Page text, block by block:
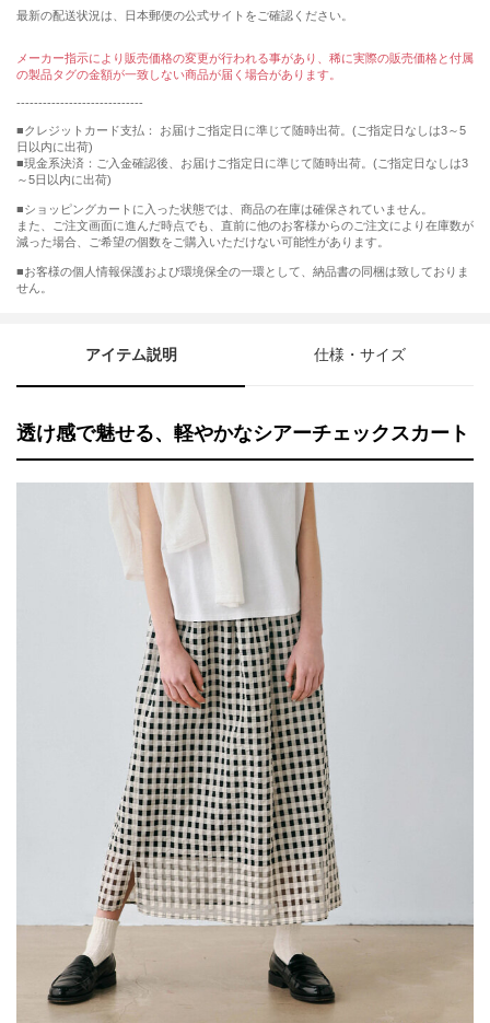
最新の配送状況は、日本郵便の公式サイトをご確認ください。
メーカー指示により販売価格の変更が行われる事があり、稀に実際の販売価格と付属
の製品タグの金額が一致しない商品が届く場合があります。
-----------------------------
■クレジットカード支払： お届けご指定日に準じて随時出荷。(ご指定日なしは3～5
日以内に出荷)
■現金系決済：ご入金確認後、お届けご指定日に準じて随時出荷。(ご指定日なしは3
～5日以内に出荷)
■ショッピングカートに入った状態では、商品の在庫は確保されていません。
また、ご注文画面に進んだ時点でも、直前に他のお客様からのご注文により在庫数が
減った場合、ご希望の個数をご購入いただけない可能性があります。
■お客様の個人情報保護および環境保全の一環として、納品書の同梱は致しておりま
せん。
アイテム説明 仕様・サイズ
透け感で魅せる、軽やかなシアーチェックスカート